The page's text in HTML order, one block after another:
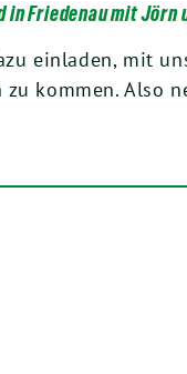
Friedenau mit Jörn
einladen, mit
zu kommen. Also